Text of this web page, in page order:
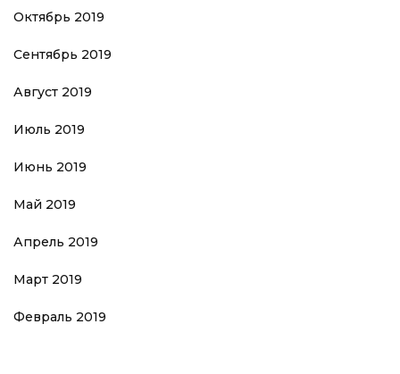
Октябрь 2019
Сентябрь 2019
Август 2019
Июль 2019
Июнь 2019
Май 2019
Апрель 2019
Март 2019
Февраль 2019